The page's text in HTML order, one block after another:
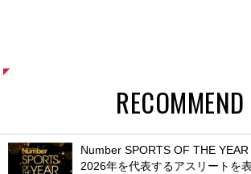
RECOMMEND
Number SPORTS OF THE YEAR
2026年を代表するアスリートを